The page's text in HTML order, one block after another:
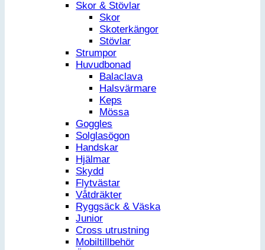
Skor & Stövlar
Skor
Skoterkängor
Stövlar
Strumpor
Huvudbonad
Balaclava
Halsvärmare
Keps
Mössa
Goggles
Solglasögon
Handskar
Hjälmar
Skydd
Flytvästar
Våtdräkter
Ryggsäck & Väska
Junior
Cross utrustning
Mobiltillbehör